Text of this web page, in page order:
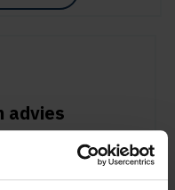
advies
bij pakket Plus